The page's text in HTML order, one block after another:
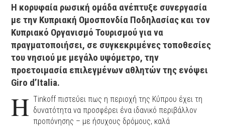
H κορυφαία ρωσική ομάδα ανέπτυξε συνεργασία
με την Kυπριακή Ομοσπονδία Ποδηλασίας και τον
Κυπριακό Οργανισμό Τουρισμού για να
πραγματοποιήσει, σε συγκεκριμένες τοποθεσίες
του νησιού με μεγάλο υψόμετρο, την
προετοιμασία επιλεγμένων αθλητών της ενόψει
Giro d’Italia.
Η Tinkoff πιστεύει πως η περιοχή της Κύπρου έχει τη
δυνατότητα να προσφέρει ένα ιδανικό περιβάλλον
προπόνησης – με ήσυχους δρόμους, καλά